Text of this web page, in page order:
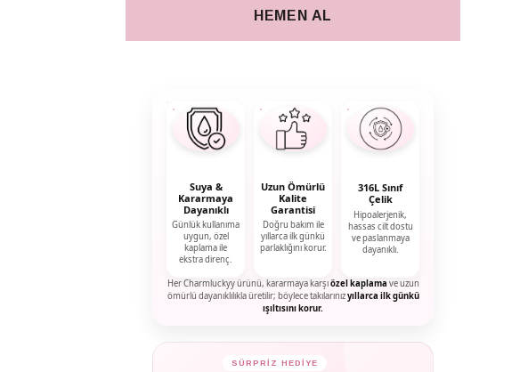
HEMEN AL
Suya &
Kararmaya
Dayanıklı
Günlük kullanıma
uygun, özel
kaplama ile
ekstra direnç.
Uzun Ömürlü
Kalite
Garantisi
Doğru bakım ile
yıllarca ilk günkü
parlaklığını korur.
316L Sınıf
Çelik
Hipoalerjenik,
hassas cilt dostu
ve paslanmaya
dayanıklı.
Her Charmluckyy ürünü, kararmaya karşıözel kaplama ve uzun
ömürlü dayanıklılıkla üretilir; böylece takılarınızyıllarca ilk günkü
ışıltısını korur.
SÜRPRİZ HEDİYE